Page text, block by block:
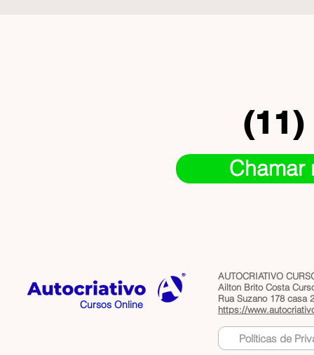
(11)
Cursos Online
AUTOCRIATIVO
Ailton Brito Costa
Rua Suzano 178 casa
https://
Políticas de